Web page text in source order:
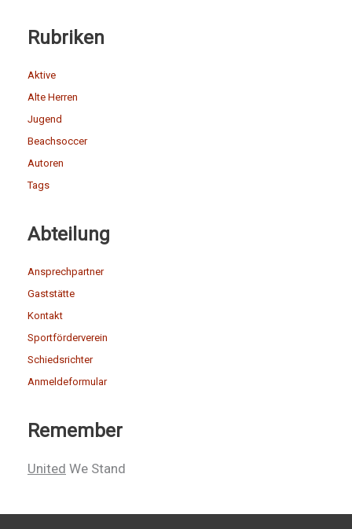
Rubriken
Aktive
Alte Herren
Jugend
Beachsoccer
Autoren
Tags
Abteilung
Ansprechpartner
Gaststätte
Kontakt
Sportförderverein
Schiedsrichter
Anmeldeformular
Remember
United We Stand